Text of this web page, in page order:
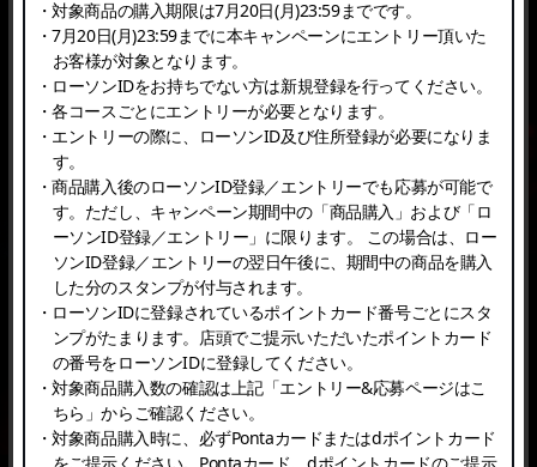
・対象商品の購入期限は7月20日(月)23:59までです。
・7月20日(月)23:59までに本キャンペーンにエントリー頂いた
お客様が対象となります。
・ローソンIDをお持ちでない方は新規登録を行ってください。
・各コースごとにエントリーが必要となります。
・エントリーの際に、ローソンID及び住所登録が必要になりま
す。
・商品購入後のローソンID登録／エントリーでも応募が可能で
す。ただし、キャンペーン期間中の「商品購入」および「ロ
ーソンID登録／エントリー」に限ります。 この場合は、ロー
ソンID登録／エントリーの翌日午後に、期間中の商品を購入
した分のスタンプが付与されます。
・ローソンIDに登録されているポイントカード番号ごとにスタ
ンプがたまります。店頭でご提示いただいたポイントカード
の番号をローソンIDに登録してください。
・対象商品購入数の確認は上記「エントリー&応募ページはこ
ちら」からご確認ください。
・対象商品購入時に、必ずPontaカードまたはdポイントカード